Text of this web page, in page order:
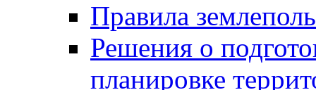
Правила
Решения о
планировке